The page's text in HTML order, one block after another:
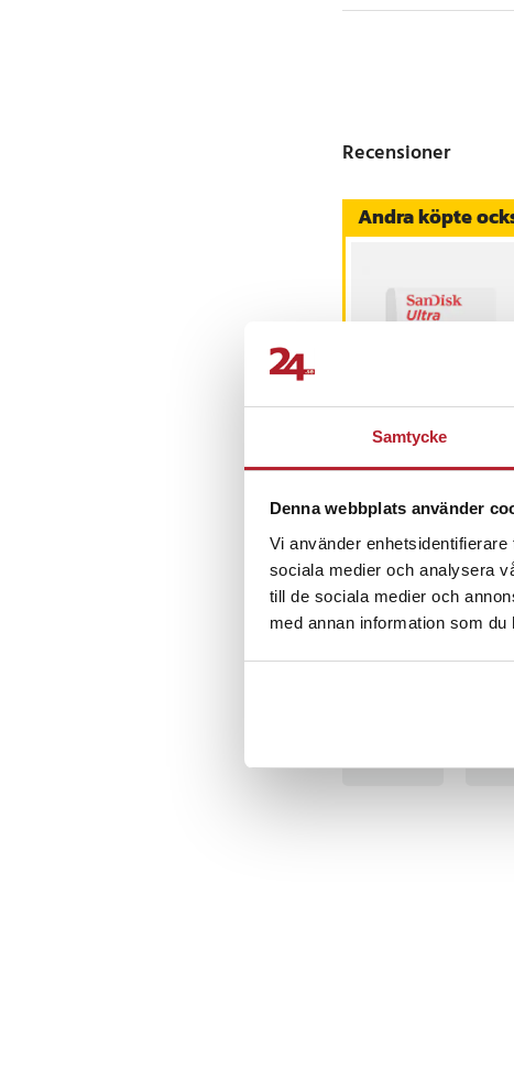
Samtycke
Denna webbplats använder
Vi använder
sociala medier och analysera
till de sociala medier och
med annan information som
- Spänning: 3.6V
Delnummer
Universal 2/3AAA x 3
Recensioner
Andra köpte
Minneskort
MicroSDHC - 32GB
Pris:149 kr
149 kr
Köp
Senast besökta